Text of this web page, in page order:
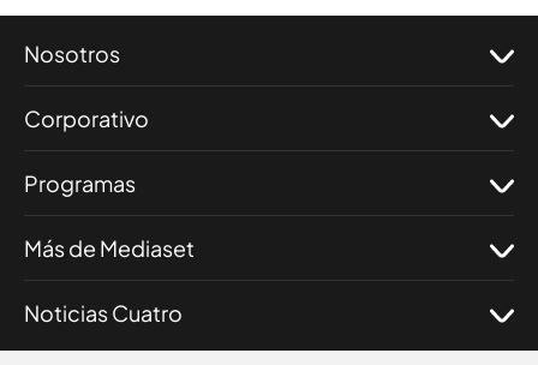
Nosotros
Corporativo
Programas
Más de Mediaset
Noticias Cuatro